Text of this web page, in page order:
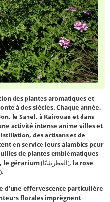
des plantes aromatiques et
à des siècles. Chaque année,
le Sahel, à Kairouan et dans
activité intense anime villes et
des artisans et de
en service leurs alambics pour
de plantes emblématiques
(الورد) ou l’églantier (النسري).
d’une effervescence particulière
florales imprègnent